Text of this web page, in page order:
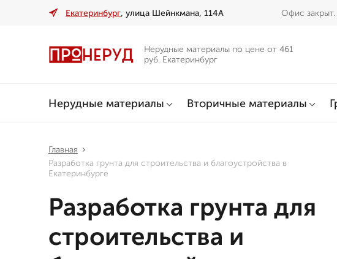
Екатеринбург, улица Шейнкмана, 114А Офис
Нерудные материалы по цене от 461
руб. Екатеринбург
Нерудные материалы Вторичные материалы
Главная
Разработка грунта для строительства и благоустройства в
Екатеринбурге
Разработка грунта для
строительства и